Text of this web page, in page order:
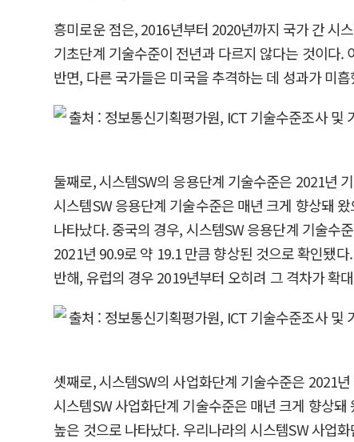
흥미로운 점은, 2016년부터 2020년까지 국가 간 시
기초단계 기술수준이 전년과 다르지 않다는 것이다
반면, 다른 국가들은 미국을 추격하는 데 성과가 미
둘째로, 시스템SW의 응용단계 기술수준은 2021년
시스템SW 응용단계 기술수준은 매년 크게 향상돼
나타났다. 중국의 경우, 시스템SW 응용단계 기술수
2021년 90.9로 약 19.1 만큼 향상된 것으로 확인됐
반해, 유럽의 경우 2019년부터 오히려 그 격차가 확
셋째로, 시스템SW의 사업화단계 기술수준은 2021
시스템SW 사업화단계 기술수준은 매년 크게 향상
높은 것으로 나타났다. 우리나라의 시스템SW 사업